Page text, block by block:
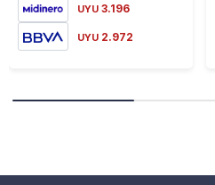
UYU 3.196
UYU 2.972